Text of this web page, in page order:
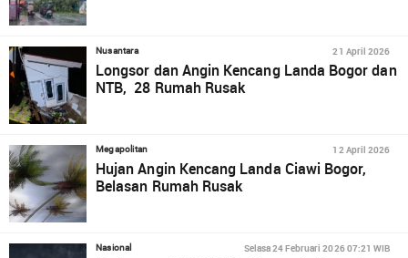
Nusantara 21 April 2026
Longsor dan Angin Kencang Landa Bogor dan
NTB, 28 Rumah Rusak
Megapolitan 12 April 2026
Hujan Angin Kencang Landa Ciawi Bogor,
Belasan Rumah Rusak
Nasional Selasa 24 Februari 2026 07:21 WIB